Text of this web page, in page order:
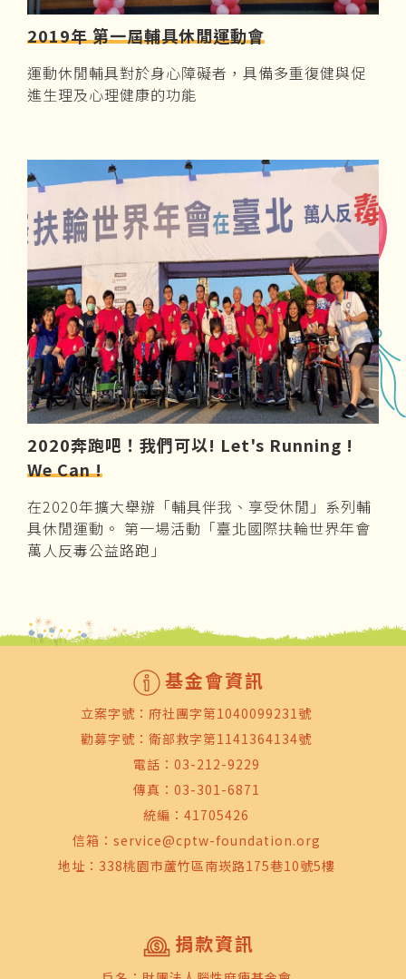
2019年 第一屆輔具休閒運動會
運動休閒輔具對於身心障礙者，具備多重復健與促
進生理及心理健康的功能
2020奔跑吧！我們可以! Let's Running !
We Can !
在2020年擴大舉辦「輔具伴我、享受休閒」系列輔
具休閒運動。 第一場活動「臺北國際扶輪世界年會
萬人反毒公益路跑」
基金會資訊
立案字號：府社團字第1040099231號
勸募字號：衛部救字第1141364134號
電話： 03-212-9229
傳真：03-301-6871
統編：41705426
信箱： service@cptw-foundation.org
地址：338桃園市蘆竹區南崁路175巷10號5樓
捐款資訊